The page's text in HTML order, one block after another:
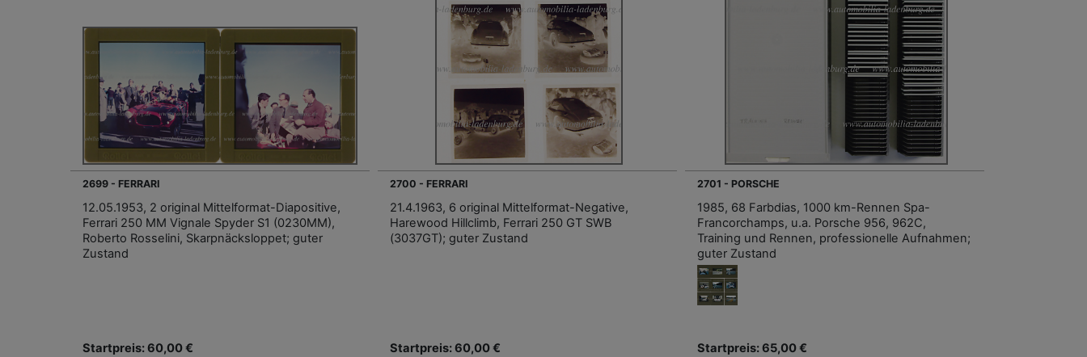
2699 - FERRARI
12.05.1953, 2 original Mittelformat-Diapositive,
Ferrari 250 MM Vignale Spyder S1 (0230MM),
Roberto Rosselini, Skarpnäcksloppet; guter
Zustand
Startpreis: 60,00 €
2700 - FERRARI
21.4.1963, 6 original Mittelformat-Negative,
Harewood Hillclimb, Ferrari 250 GT SWB
(3037GT); guter Zustand
Startpreis: 60,00 €
2701 - PORSCHE
1985, 68 Farbdias, 1000 km-Rennen Spa-
Francorchamps, u.a. Porsche 956, 962C,
Training und Rennen, professionelle Aufnahmen;
guter Zustand
Startpreis: 65,00 €